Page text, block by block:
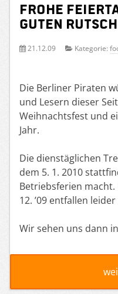
frohe
Guten Rutsch
21.12.09 Kategorie:
Die Berliner Piraten
und Lesern dieser
Weihnachtsfest und
Jahr.
Die dienstäglichen
dem 5. 1. 2010
Betriebsferien macht.
12. ’09 entfallen
Wir sehen uns dann